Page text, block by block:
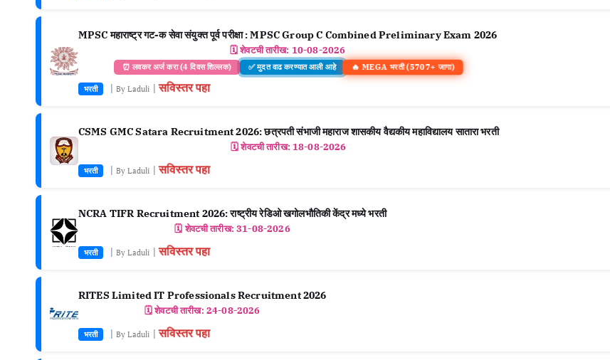
MPSC महाराष्ट्र गट-क सेवा संयुक्त पूर्व परीक्षा : MPSC Group C Combined Preliminary Exam 2026
🗓️ शेवटची तारीख: 10-08-2026
⏰ लवकर अर्ज करा (4 दिवस शिल्लक) ✅ मुदत वाढ करण्यात आली आहे 🔥 MEGA भरती (5707+ जागा)
भरती | By Laduli |सविस्तर पहा
CSMS GMC Satara Recruitment 2026: छत्रपती संभाजी महाराज शासकीय वैद्यकीय महाविद्यालय सातारा भरती
🗓️ शेवटची तारीख: 18-08-2026
भरती | By Laduli |सविस्तर पहा
NCRA TIFR Recruitment 2026: राष्ट्रीय रेडिओ खगोलभौतिकी केंद्र मध्ये भरती
🗓️ शेवटची तारीख:31-08-2026
भरती | By Laduli |सविस्तर पहा
RITES Limited IT Professionals Recruitment 2026
🗓️ शेवटची तारीख: 24-08-2026
भरती | By Laduli |सविस्तर पहा